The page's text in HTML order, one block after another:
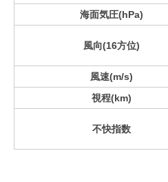
海面気圧(hPa)
風向(16方位)
風速(m/s)
視程(km)
不快指数